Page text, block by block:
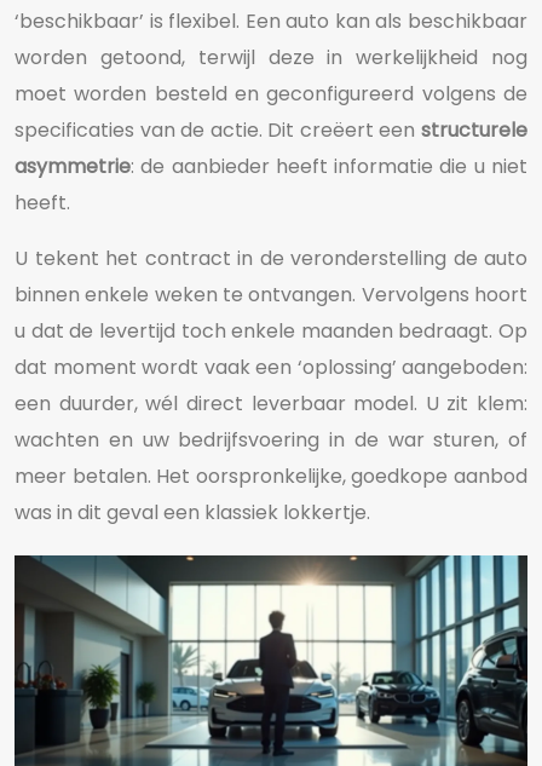
‘beschikbaar’ is flexibel. Een auto kan als beschikbaar
worden getoond, terwijl deze in werkelijkheid nog
moet worden besteld en geconfigureerd volgens de
specificaties van de actie. Dit creëert een structurele
asymmetrie: de aanbieder heeft informatie die u niet
heeft.
U tekent het contract in de veronderstelling de auto
binnen enkele weken te ontvangen. Vervolgens hoort
u dat de levertijd toch enkele maanden bedraagt. Op
dat moment wordt vaak een ‘oplossing’ aangeboden:
een duurder, wél direct leverbaar model. U zit klem:
wachten en uw bedrijfsvoering in de war sturen, of
meer betalen. Het oorspronkelijke, goedkope aanbod
was in dit geval een klassiek lokkertje.